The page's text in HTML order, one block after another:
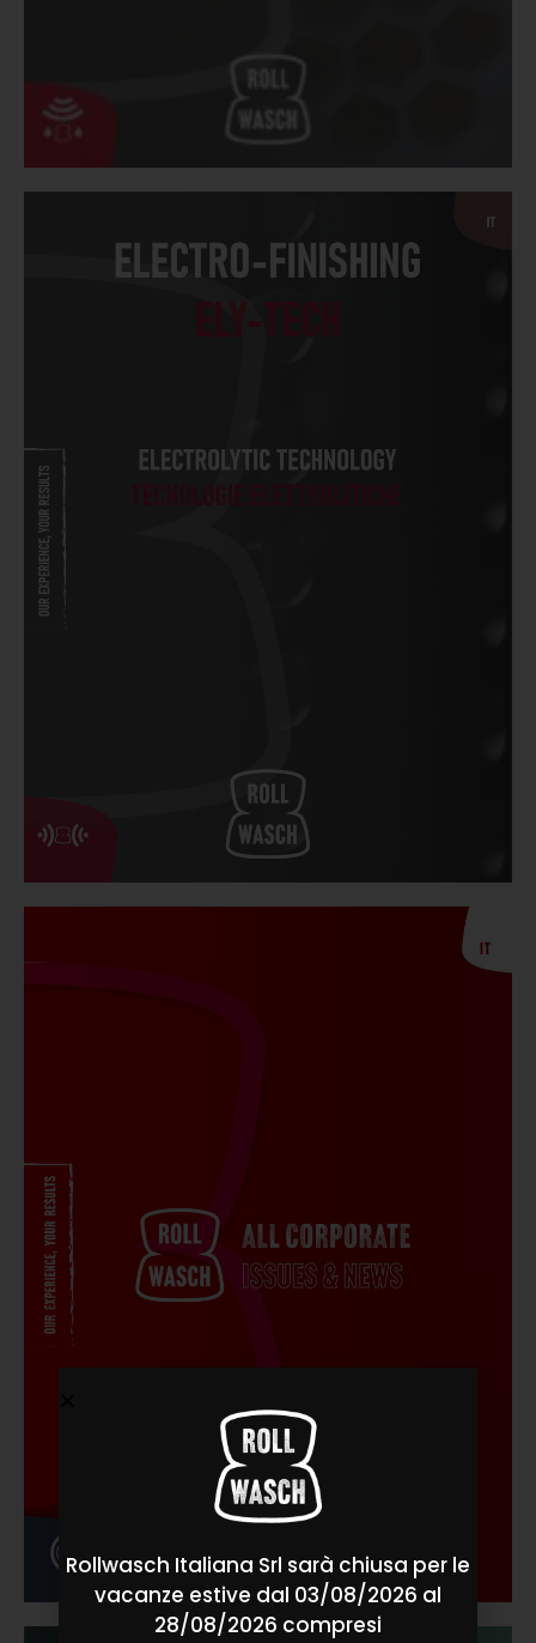
Rollwasch Italiana Srl sarà chiusa per le
vacanze estive dal 03/08/2026 al
28/08/2026 compresi